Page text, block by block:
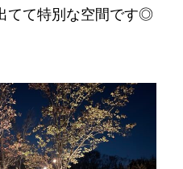
てて特別な空間です◎